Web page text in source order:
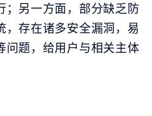
；另一方面，部分缺乏防
，存在诸多安全漏洞，易
问题，给用户与相关主体